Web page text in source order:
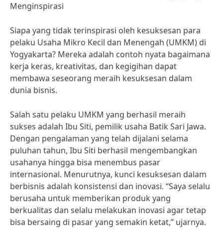
Menginspirasi
Siapa yang tidak terinspirasi oleh kesuksesan para
pelaku Usaha Mikro Kecil dan Menengah (UMKM) di
Yogyakarta? Mereka adalah contoh nyata bagaimana
kerja keras, kreativitas, dan kegigihan dapat
membawa seseorang meraih kesuksesan dalam
dunia bisnis.
Salah satu pelaku UMKM yang berhasil meraih
sukses adalah Ibu Siti, pemilik usaha Batik Sari Jawa.
Dengan pengalaman yang telah dijalani selama
puluhan tahun, Ibu Siti berhasil mengembangkan
usahanya hingga bisa menembus pasar
internasional. Menurutnya, kunci kesuksesan dalam
berbisnis adalah konsistensi dan inovasi. “Saya selalu
berusaha untuk memberikan produk yang
berkualitas dan selalu melakukan inovasi agar tetap
bisa bersaing di pasar yang semakin ketat,” ujarnya.